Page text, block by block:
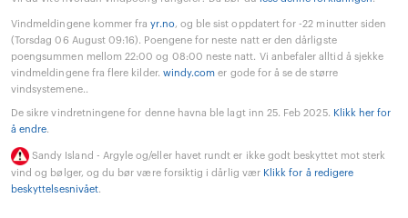
Vindmeldingene kommer frayr.no, og ble sist oppdatert for -22 minutter siden
(Torsdag 06 August 09:16). Poengene for neste natt er den dårligste
poengsummen mellom 22:00 og 08:00 neste natt. Vi anbefaler alltid å sjekke
vindmeldingene fra flere kilder. windy.com er gode for å se de større
vindsystemene..
De sikre vindretningene for denne havna ble lagt inn 25. Feb 2025. Klikk her for
å endre.
Sandy Island - Argyle og/eller havet rundt er ikke godt beskyttet mot sterk
vind og bølger, og du bør være forsiktig i dårlig vær Klikk for å redigere
beskyttelsesnivået.